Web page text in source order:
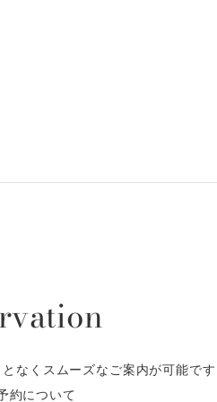
なくスムーズなご案内が可能で
約について